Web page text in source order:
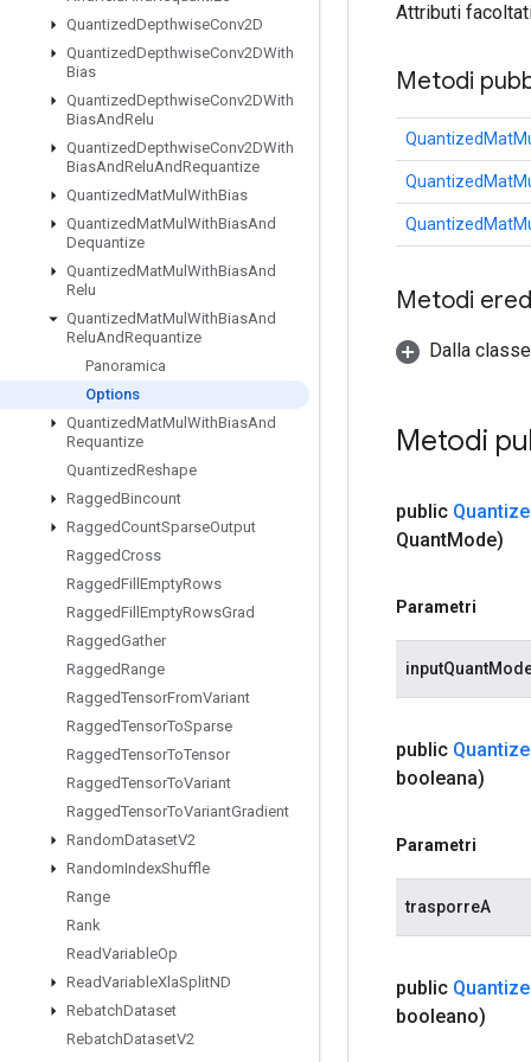
QuantizedDepthwiseConv2D
QuantizedDepthwiseConv2DWith
Bias
QuantizedDepthwiseConv2DWith
BiasAndRelu
QuantizedDepthwiseConv2DWith
BiasAndReluAndRequantize
QuantizedMatMul WithBias
QuantizedMatMul WithBiasAnd
Dequantize
QuantizedMatMul WithBiasAnd
Relu
QuantizedMatMul WithBiasAnd
ReluAndRequantize
Panoramica
Options
QuantizedMatMul WithBiasAnd
Requantize
QuantizedReshape
RaggedBincount
RaggedCountSparseOutput
RaggedCross
RaggedFill EmptyRows
RaggedFill EmptyRowsGrad
RaggedGather
RaggedRange
RaggedTensorFromVariant
RaggedTensorToSparse
RaggedTensorToTensor
RaggedTensorToVariant
RaggedTensorToVariantGradient
RandomDatasetV2
RandomIndexShuffle
Range
Rank
ReadVariableOp
ReadVariableXlaSplitND
RebatchDataset
RebatchDatasetV2
Attributi
Metodi
Metodi
Dalla
Metodi
public
QuantMode)
Parametri
public
booleana)
Parametri
trasporreA
public
booleano)